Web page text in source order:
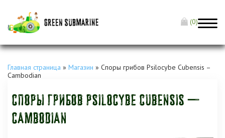
(0)
Главная страница » Магазин » Споры грибов Psilocybe Cubensis –
Cambodian
Споры грибов Psilocybe Cubensis —
Cambodian